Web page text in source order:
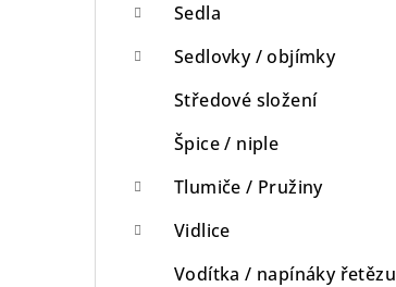
Sedla
Sedlovky / objímky
Středové složení
Špice / niple
Tlumiče / Pružiny
Vidlice
Vodítka / napínáky řetězu